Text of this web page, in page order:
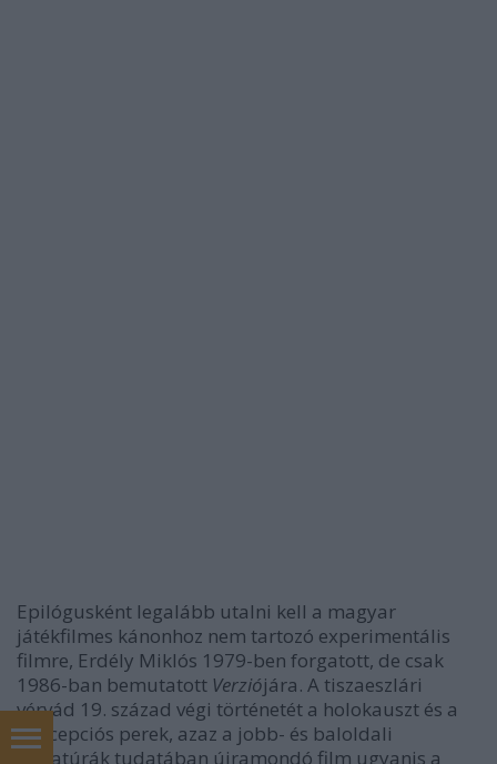
Epilógusként legalább utalni kell a magyar
játékfilmes kánonhoz nem tartozó experimentális
filmre, Erdély Miklós 1979-ben forgatott, de csak
1986-ban bemutatott Verziójára. A tiszaeszlári
vérvád 19. század végi történetét a holokauszt és a
koncepciós perek, azaz a jobb- és baloldali
diktatúrák tudatában újramondó film ugyanis a